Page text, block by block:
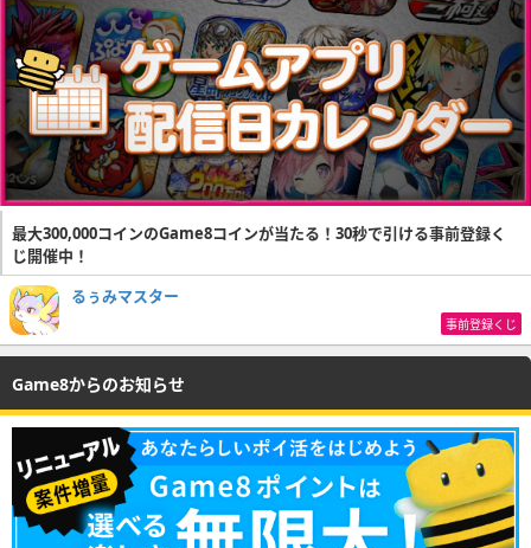
最大300,000コインのGame8コインが当たる！30秒で引ける事前登録く
じ開催中！
るぅみマスター
事前登録くじ
Game8からのお知らせ